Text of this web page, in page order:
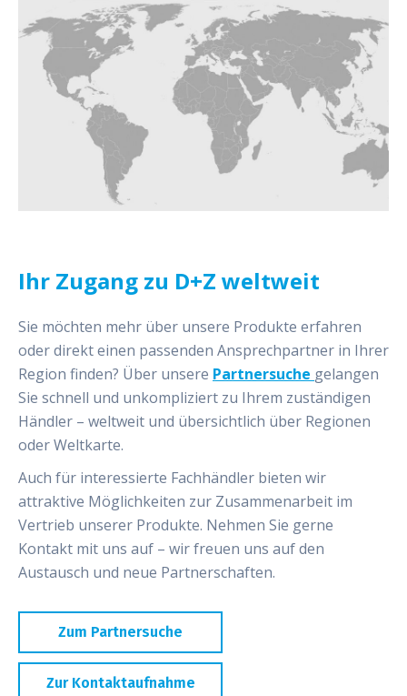
Ihr Zugang zu D+Z weltweit
Sie möchten mehr über unsere Produkte erfahren
oder direkt einen passenden Ansprechpartner in Ihrer
Region finden? Über unsere Partnersuche gelangen
Sie schnell und unkompliziert zu Ihrem zuständigen
Händler – weltweit und übersichtlich über Regionen
oder Weltkarte.
Auch für interessierte Fachhändler bieten wir
attraktive Möglichkeiten zur Zusammenarbeit im
Vertrieb unserer Produkte. Nehmen Sie gerne
Kontakt mit uns auf – wir freuen uns auf den
Austausch und neue Partnerschaften.
Zum Partnersuche
Zur Kontaktaufnahme